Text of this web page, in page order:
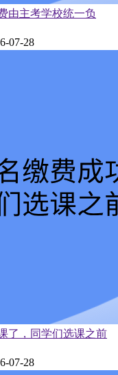
由主考学校统一负
07-28
了，同学们选课之前
07-28